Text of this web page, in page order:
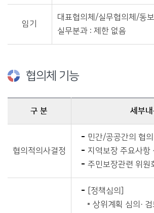
임기
대표협의체/실무협의체/동
실무분과 : 제한 없음
협의체 기능
구 분 세부
협의적의사결정
민간/공공간의 협
지역보장 주요사항
주민보장관련 위원
[정책심의]
상위계획 심의· 검